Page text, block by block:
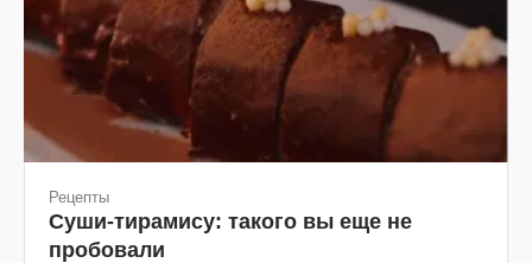
Рецепты
Суши-тирамису: такого вы еще не
пробовали